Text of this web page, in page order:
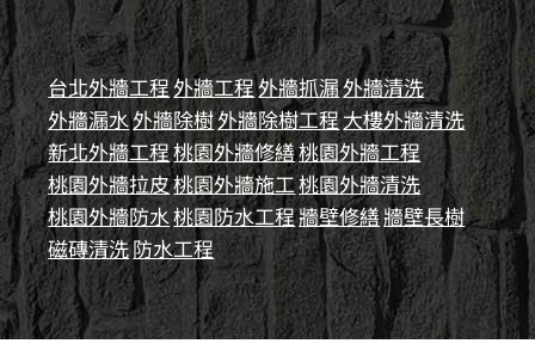
台北外牆工程 外牆工程外牆抓漏外牆清洗
外牆漏水外牆除樹外牆除樹工程大樓外牆清洗
新北外牆工程桃園外牆修繕桃園外牆工程
桃園外牆拉皮桃園外牆施工桃園外牆清洗
桃園外牆防水桃園防水工程牆壁修繕牆壁長樹
磁磚清洗防水工程